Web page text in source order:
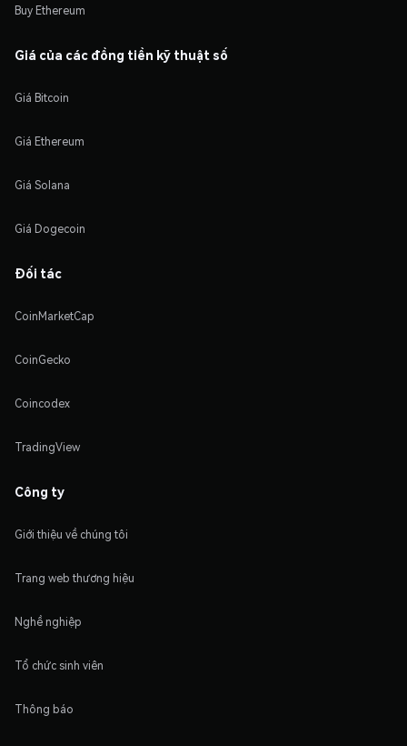
Buy Ethereum
Giá của các đồng tiền kỹ thuật số
Giá Bitcoin
Giá Ethereum
Giá Solana
Giá Dogecoin
Đối tác
CoinMarketCap
CoinGecko
Coincodex
TradingView
Công ty
Giới thiệu về chúng tôi
Trang web thương hiệu
Nghề nghiệp
Tổ chức sinh viên
Thông báo